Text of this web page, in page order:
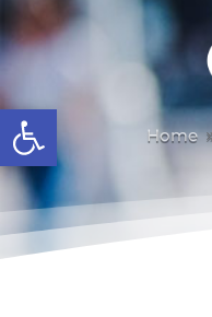
Abrir barra de
Home